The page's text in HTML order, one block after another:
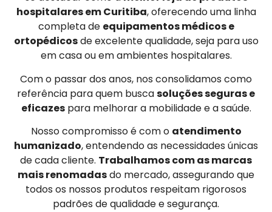
hospitalares em Curitiba, oferecendo uma linha
completa de equipamentos médicos e
ortopédicosde excelente qualidade, seja para uso
em casa ou em ambientes hospitalares.
Com o passar dos anos, nos consolidamos como
referência para quem buscasoluções seguras e
eficazespara melhorar a mobilidade e a saúde.
Nosso compromisso é com o atendimento
humanizado, entendendo as necessidades únicas
de cada cliente. Trabalhamos com as marcas
mais renomadasdo mercado, assegurando que
todos os nossos produtos respeitam rigorosos
padrões de qualidade e segurança.